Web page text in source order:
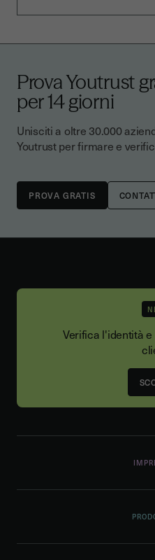
Prova Youtrust
per 14 giorni
Unisciti a oltre 30.000
Youtrust per firmare e
Verifica l'identità